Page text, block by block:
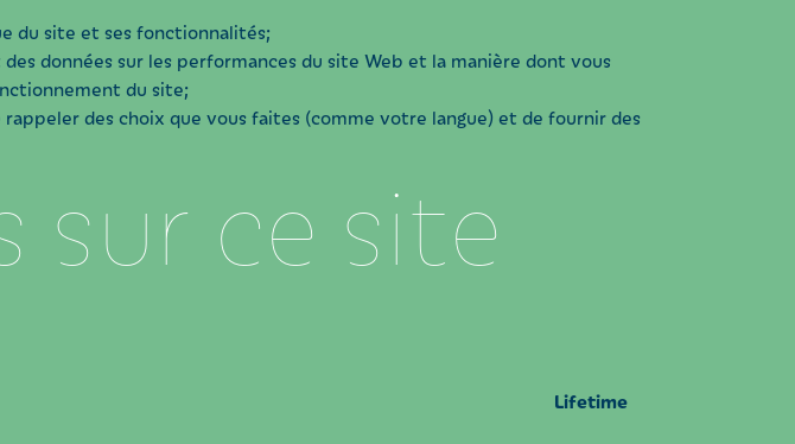
du site et ses fonctionnalités;
données sur les performances du site Web et la manière dont vous
du site;
des choix que vous faites (comme votre langue) et de fournir des
sur ce site
Lifetime